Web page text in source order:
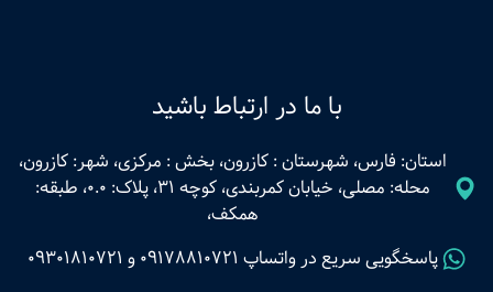
با ما در ارتباط باشید
استان: فارس، شهرستان : کازرون، بخش : مرکزی، شهر: کازرون،
محله: مصلی، خیابان کمربندی، کوچه 31، پلاک: 0.0، طبقه:
همکف،
پاسخگویی سریع در واتساپ 09178810721 و 09301810721